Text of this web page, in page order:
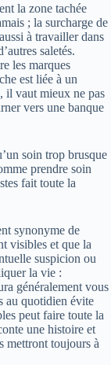
la zone tachée
; la surcharge de
à travailler dans
saletés.
les marques
est liée à un
il vaut mieux ne pas
vers une banque
soin trop brusque
prendre soin
fait toute la
synonyme de
visibles et que la
suspicion ou
la vie :
généralement vous
au quotidien évite
peut faire toute la
une histoire et
mettront toujours à